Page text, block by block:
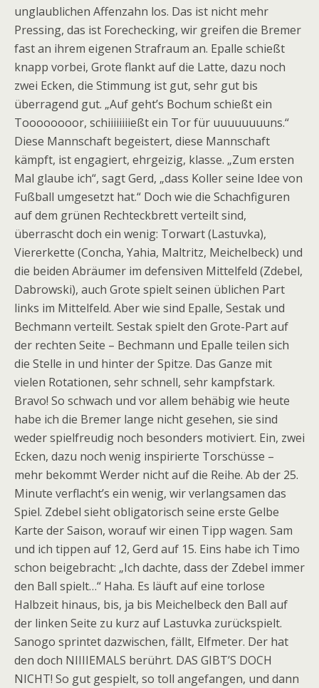
unglaublichen Affenzahn los. Das ist nicht mehr
Pressing, das ist Forechecking, wir greifen die Bremer
fast an ihrem eigenen Strafraum an. Epalle schießt
knapp vorbei, Grote flankt auf die Latte, dazu noch
zwei Ecken, die Stimmung ist gut, sehr gut bis
überragend gut. „Auf geht’s Bochum schießt ein
Toooooooor, schiiiiiiiießt ein Tor für uuuuuuuuns.“
Diese Mannschaft begeistert, diese Mannschaft
kämpft, ist engagiert, ehrgeizig, klasse. „Zum ersten
Mal glaube ich“, sagt Gerd, „dass Koller seine Idee von
Fußball umgesetzt hat.“ Doch wie die Schachfiguren
auf dem grünen Rechteckbrett verteilt sind,
überrascht doch ein wenig: Torwart (Lastuvka),
Viererkette (Concha, Yahia, Maltritz, Meichelbeck) und
die beiden Abräumer im defensiven Mittelfeld (Zdebel,
Dabrowski), auch Grote spielt seinen üblichen Part
links im Mittelfeld. Aber wie sind Epalle, Sestak und
Bechmann verteilt. Sestak spielt den Grote-Part auf
der rechten Seite – Bechmann und Epalle teilen sich
die Stelle in und hinter der Spitze. Das Ganze mit
vielen Rotationen, sehr schnell, sehr kampfstark.
Bravo! So schwach und vor allem behäbig wie heute
habe ich die Bremer lange nicht gesehen, sie sind
weder spielfreudig noch besonders motiviert. Ein, zwei
Ecken, dazu noch wenig inspirierte Torschüsse –
mehr bekommt Werder nicht auf die Reihe. Ab der 25.
Minute verflacht’s ein wenig, wir verlangsamen das
Spiel. Zdebel sieht obligatorisch seine erste Gelbe
Karte der Saison, worauf wir einen Tipp wagen. Sam
und ich tippen auf 12, Gerd auf 15. Eins habe ich Timo
schon beigebracht: „Ich dachte, dass der Zdebel immer
den Ball spielt…“ Haha. Es läuft auf eine torlose
Halbzeit hinaus, bis, ja bis Meichelbeck den Ball auf
der linken Seite zu kurz auf Lastuvka zurückspielt.
Sanogo sprintet dazwischen, fällt, Elfmeter. Der hat
den doch NIIIIEMALS berührt. DAS GIBT’S DOCH
NICHT! So gut gespielt, so toll angefangen, und dann